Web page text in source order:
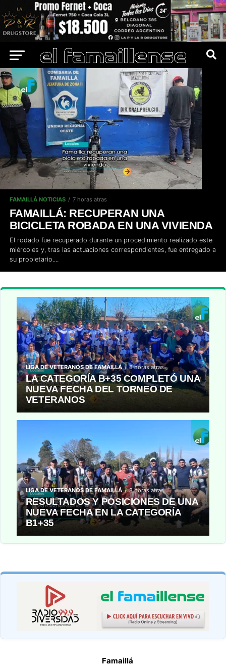
FAMAILLÁ NOTICIAS 7 horas atras
FAMAILLÁ: RECUPERAN UNA
BICICLETA ROBADA EN UNA VIVIENDA
El rodado fue recuperado durante un procedimiento realizado este
miércoles y, tras las actuaciones correspondientes, fue entregado a
su propietario....
LIGA DE VETERANOS DE FAMAILLÁ 8 horas atras
LA CATEGORÍA B+35 COMPLETÓ UNA
NUEVA FECHA DEL TORNEO DE
VETERANOS
LIGA DE VETERANOS DE FAMAILLÁ 8 horas atras
RESULTADOS Y POSICIONES DE UNA
NUEVA FECHA EN LA CATEGORÍA
B1+35
Famaillá